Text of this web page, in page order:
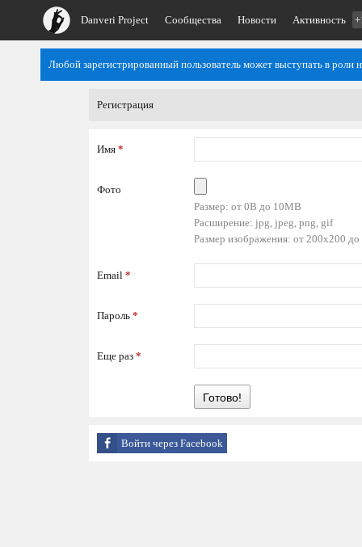
Danveri Project Сообщества Новости Активность
Любой зарегистрированный пользователь может выступать в роли
Регистрация
Имя *
Фото
Размер: от 0B до 10MB
Расширение: jpg, jpeg, png, gif
Размер изображения: от 200x200
Email *
Пароль *
Еще раз *
Готово!
Войти через Facebook